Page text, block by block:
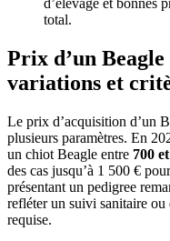
total.
Prix d’un
variations et
Le prix d’acquisition d’un
plusieurs paramètres. En
un chiot Beagle entre 700
des cas jusqu’à 1 500 €
présentant un pedigree
refléter un suivi sanitaire
requise.